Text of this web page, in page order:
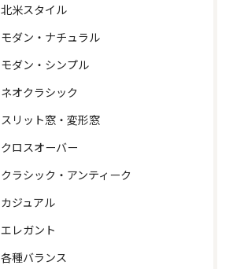
北米スタイル
モダン・ナチュラル
モダン・シンプル
ネオクラシック
スリット窓・変形窓
クロスオーバー
クラシック・アンティーク
カジュアル
エレガント
各種バランス